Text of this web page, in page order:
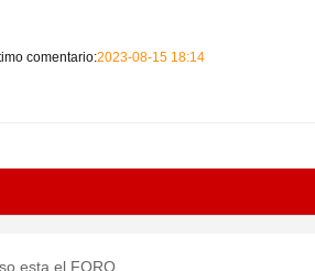
comentario:2023-08-15 18:14
esta el FORO